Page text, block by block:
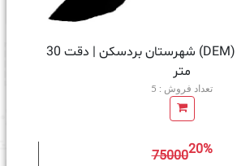
دانلود نقشه دم (DEM) شهرستان بردسکن | دقت 30
متر
تعداد فروش : 5
7500020%